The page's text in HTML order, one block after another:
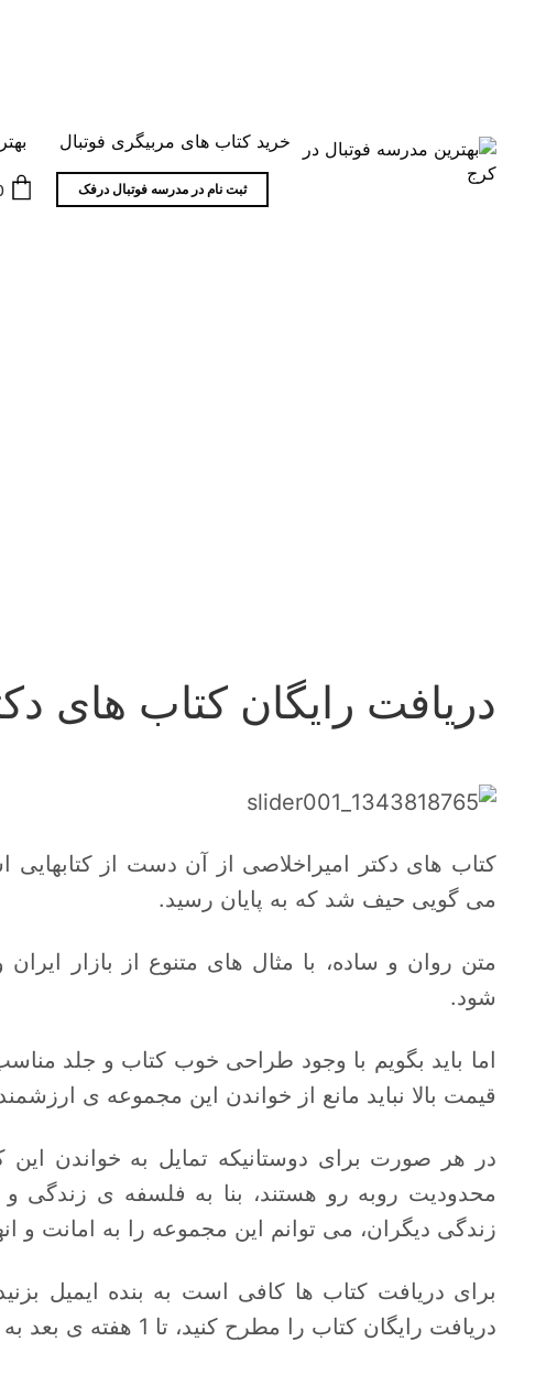
خرید کتاب های مربیگری فوتبال
ثبت نام در مدرسه فوتبال درفک
دریافت رایگان کتاب های
کتاب های دکتر امیراخلاصی از آن دست از
می گویی حیف شد که به پایان رسید.
متن روان و ساده، با مثال های متنوع از بازار
شود.
اما باید بگویم با وجود طراحی خوب کتاب و جلد
قیمت بالا نباید مانع از خواندن این مجموعه ی
در هر صورت برای دوستانیکه تمایل به خواندن این
محدودیت روبه رو هستند، بنا به فلسفه ی زندگی و
زندگی دیگران، می توانم این مجموعه را به امانت و
برای دریافت کتاب ها کافی است به بنده ایمیل
دریافت رایگان کتاب را مطرح کنید، تا 1 هفته ی بعد به شما پاسخ خواهم داد.